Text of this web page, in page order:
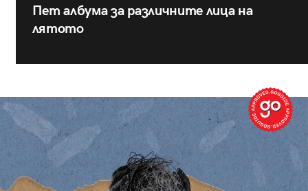
Пет албума за различните лица на
лятото